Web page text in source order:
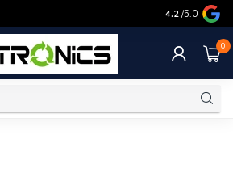
Samsung
4.2 /5.0
0